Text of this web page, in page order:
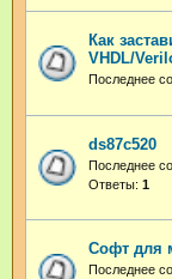
Как
VHDL/
Последнее
ds87c520
Последнее
Ответы: 1
Софт для
Последнее